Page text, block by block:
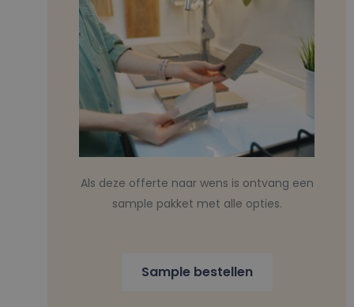
Als deze offerte naar wens is ontvang een
sample pakket met alle opties.
Sample bestellen